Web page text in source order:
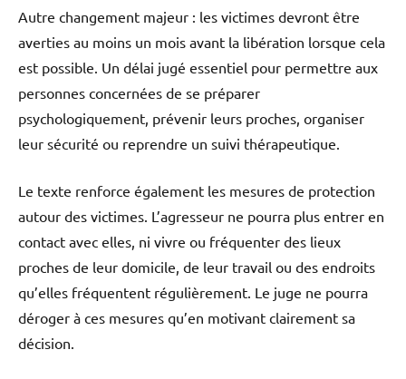
Autre changement majeur : les victimes devront être
averties au moins un mois avant la libération lorsque cela
est possible. Un délai jugé essentiel pour permettre aux
personnes concernées de se préparer
psychologiquement, prévenir leurs proches, organiser
leur sécurité ou reprendre un suivi thérapeutique.
Le texte renforce également les mesures de protection
autour des victimes. L’agresseur ne pourra plus entrer en
contact avec elles, ni vivre ou fréquenter des lieux
proches de leur domicile, de leur travail ou des endroits
qu’elles fréquentent régulièrement. Le juge ne pourra
déroger à ces mesures qu’en motivant clairement sa
décision.